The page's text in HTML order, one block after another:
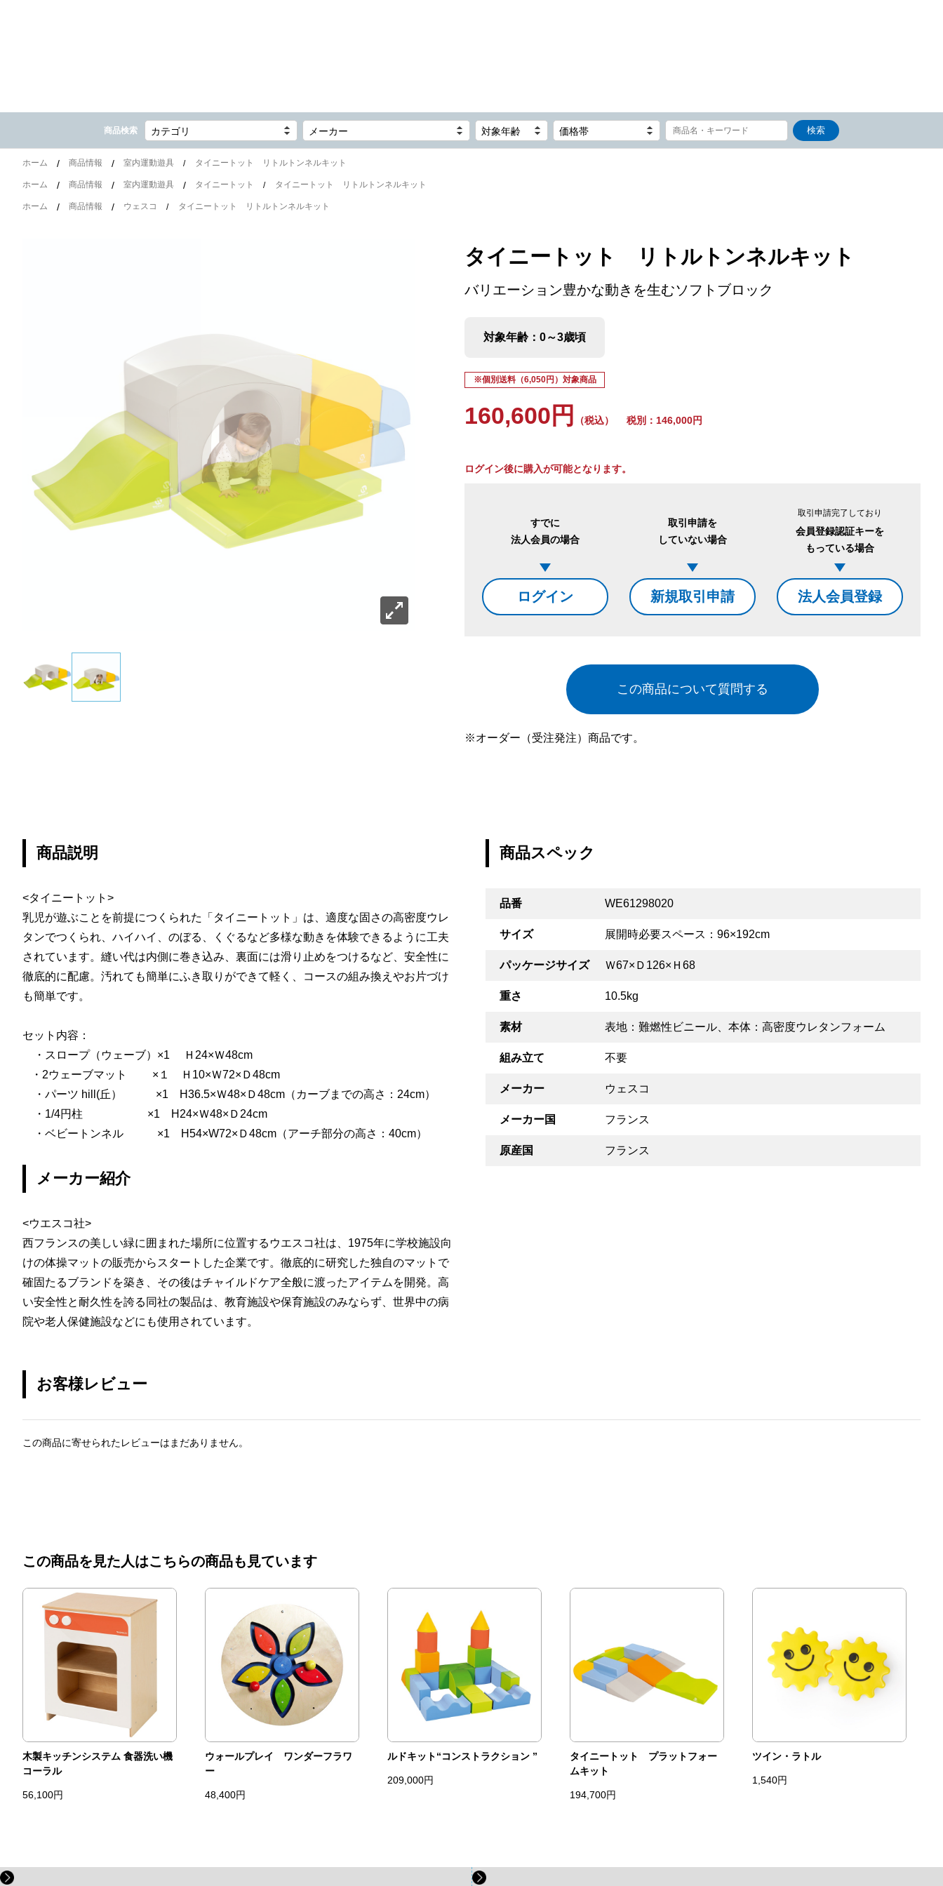
商品検索 カテゴリ メーカー 対象年齢 価格帯
ホーム 商品情報 室内運動遊具 タイニートット リトルトンネルキット
ホーム 商品情報 室内運動遊具 タイニートット タイニートット リトルトンネルキット
ホーム 商品情報 ウェスコ タイニートット リトルトンネルキット
タイニートット リトルトンネルキット
バリエーション豊かな動きを生むソフトブロック
対象年齢：0～3歳頃
※個別送料（6,050円）対象商品
160,600円 （税込） 税別：146,000円
ログイン後に購入が可能となります。
すでに
法人会員の場合
ログイン
取引申請を
していない場合
新規取引申請
取引申請完了しており
会員登録認証キーを
もっている場合
法人会員登録
この商品について質問する
※オーダー（受注発注）商品です。
商品説明
<タイニートット>
乳児が遊ぶことを前提につくられた「タイニートット」は、適度な固さの高密度ウレ
タンでつくられ、ハイハイ、のぼる、くぐるなど多様な動きを体験できるように工夫
されています。縫い代は内側に巻き込み、裏面には滑り止めをつけるなど、安全性に
徹底的に配慮。汚れても簡単にふき取りができて軽く、コースの組み換えやお片づけ
も簡単です。
セット内容：
・スロープ（ウェーブ）×1 Ｈ24×Ｗ48cm
・2ウェーブマット ×１ Ｈ10×Ｗ72×Ｄ48cm
・パーツ hill(丘） ×1 H36.5×Ｗ48×Ｄ48cm（カーブまでの高さ：24cm）
・1/4円柱 ×1 H24×Ｗ48×Ｄ24cm
・ベビートンネル ×1 H54×W72×Ｄ48cm（アーチ部分の高さ：40cm）
メーカー紹介
<ウエスコ社>
西フランスの美しい緑に囲まれた場所に位置するウエスコ社は、1975年に学校施設向
けの体操マットの販売からスタートした企業です。徹底的に研究した独自のマットで
確固たるブランドを築き、その後はチャイルドケア全般に渡ったアイテムを開発。高
い安全性と耐久性を誇る同社の製品は、教育施設や保育施設のみならず、世界中の病
院や老人保健施設などにも使用されています。
商品スペック
品番 WE61298020
サイズ 展開時必要スペース：96×192cm
パッケージサイズ Ｗ67×Ｄ126×Ｈ68
重さ 10.5kg
素材 表地：難燃性ビニール、本体：高密度ウレタンフォーム
組み立て 不要
メーカー ウェスコ
メーカー国 フランス
原産国 フランス
お客様レビュー
この商品に寄せられたレビューはまだありません。
この商品を見た人はこちらの商品も見ています
木製キッチンシステム 食器洗い機
コーラル
56,100円
ウォールプレイ ワンダーフラワ
ー
48,400円
ルドキット“コンストラクション ”
209,000円
タイニートット プラットフォー
ムキット
194,700円
ツイン・ラトル
1,540円